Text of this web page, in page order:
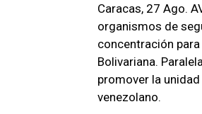
Caracas, 27 Ago.
organismos de
concentración
Bolivariana.
promover la
venezolano.